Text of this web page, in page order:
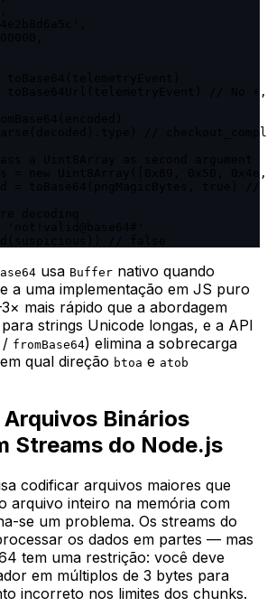
toBase64Url(telemetryEvent) // No
//
= new Uint8Array([0x89, 0x50,
usa Buffer nativo quando
a uma implementação em JS puro
mais rápido que a abordagem
strings Unicode longas, e a API
/ fromBase64) elimina a sobrecarga
qual direção btoa e atob
Binários
Streams do Node.js
codificar arquivos maiores que
arquivo inteiro na memória com
se um problema. Os streams do
os dados em partes — mas
tem uma restrição: você deve
em múltiplos de 3 bytes para
incorreto nos limites dos chunks.